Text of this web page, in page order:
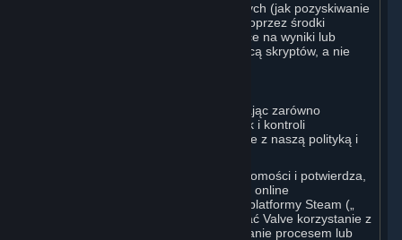
Korzystanie z systemów arbitrażowych (jak pozyskiwanie
opinii koleżeńskich lub „nadzoru”) poprzez środki
zautomatyzowane, w tym wpływające na wyniki lub
zgłaszające użytkowników za pomocą skryptów, a nie
Możemy egzekwować ten zapis, używając zarówno
automatycznych metod wykrywania, jak i kontroli
prowadzonych przez człowieka, zgodnie z naszą polityką i
Ponadto Użytkownik przyjmuje do wiadomości i potwierdza,
że każdy gospodarz wieloosobowej gry online
rozpowszechnianej za pośrednictwem platformy Steam („
Zewnętrzny Gospodarz") może zgłaszać Valve korzystanie z
Cheatów, nieautoryzowane manipulowanie procesem lub